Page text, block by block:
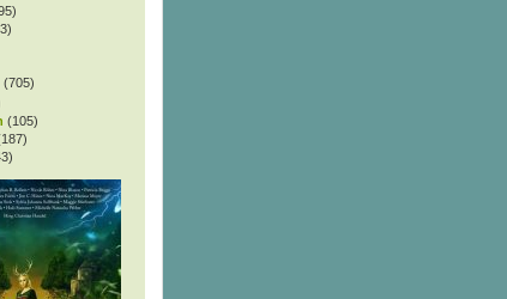
(705)
(105)